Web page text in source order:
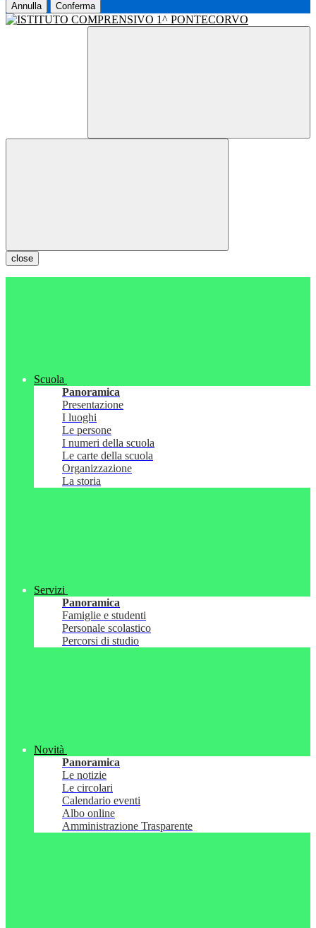
Annulla Conferma
close
Scuola
Panoramica
Presentazione
I luoghi
Le persone
I numeri della scuola
Le carte della scuola
Organizzazione
La storia
Servizi
Panoramica
Famiglie e studenti
Personale scolastico
Percorsi di studio
Novità
Panoramica
Le notizie
Le circolari
Calendario eventi
Albo online
Amministrazione Trasparente